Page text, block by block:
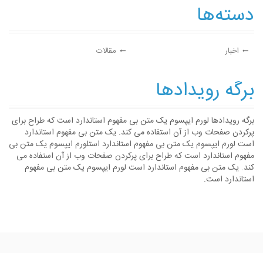
دسته‌ها
اخبار مقالات
برگه رویدادها
برگه رویدادها لورم ایپسوم یک متن بی مفهوم استاندارد است که طراح برای
پرکردن صفحات وب از آن استفاده می کند. یک متن بی مفهوم استاندارد
است لورم ایپسوم یک متن بی مفهوم استاندارد استلورم ایپسوم یک متن بی
مفهوم استاندارد است که طراح برای پرکردن صفحات وب از آن استفاده می
کند. یک متن بی مفهوم استاندارد است لورم ایپسوم یک متن بی مفهوم
استاندارد است.